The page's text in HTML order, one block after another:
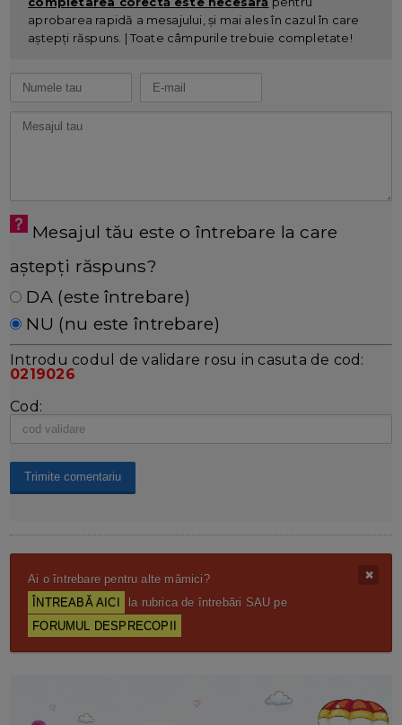
aprobarea rapidă a mesajului, și mai ales în cazul în care
aștepți răspuns. | Toate câmpurile trebuie completate!
Mesajul tău este o întrebare la care
aștepți răspuns?
DA (este întrebare)
NU (nu este întrebare)
Introdu codul de validare rosu in casuta de cod:
0219026
Cod:
Ai o întrebare pentru alte mămici?
ÎNTREABĂ AICI
la rubrica de întrebări SAU pe
FORUMUL DESPRECOPII